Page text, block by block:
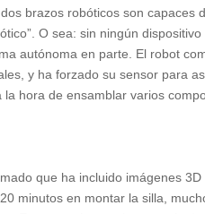
brazos robóticos son capaces
O sea: sin ningún
autónoma en parte. El robot
y ha forzado su sensor para
hora de ensamblar varios
que ha incluido imágenes
minutos en montar la silla,